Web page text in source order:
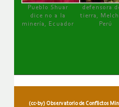
Pueblo Shuar
dice no a la
minería, Ecuador
defensora
tierra,
Perú
(cc-by) Observatorio de Conflictos